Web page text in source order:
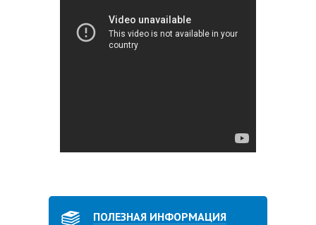
ПОЛЕЗНАЯ ИНФОРМАЦИЯ